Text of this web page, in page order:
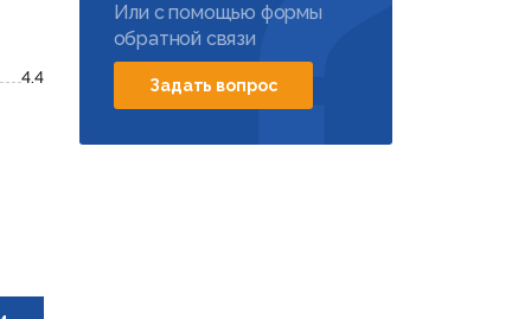
4.4
Или с помощью формы
обратной связи
Задать вопрос